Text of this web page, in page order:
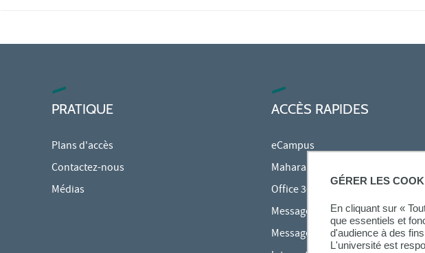
GÉRER LES
En cliquant sur «
que essentiels et
d'audience à des
L'université est
PRATIQUE
Plans d'accès
Contactez-nous
Médias
ACCÈS RAPIDES
eCampus
Mahara
Office 365
Messagerie des étudiants
Messagerie des personnels